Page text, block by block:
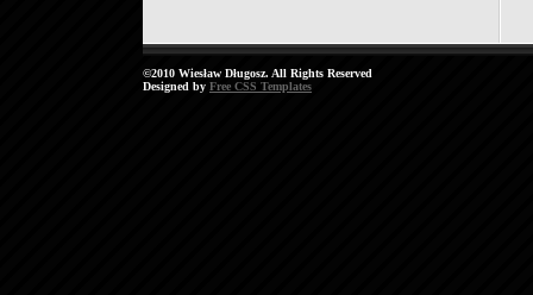
©2010 Wiesław Długosz. All Rights Reserved
Designed by Free CSS Templates